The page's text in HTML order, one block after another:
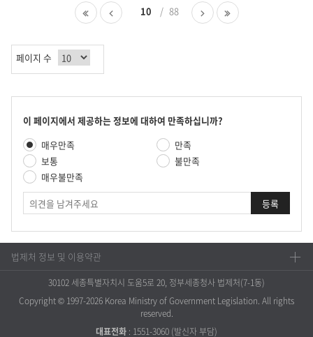
첫
페
이
전
10 88
다
음
마
지
페이지 수
콘
츠
만
족
도
조
사
이 페이지에서 제공하는 정보에 대하여 만족하십니까?
만
족
도
평
가
매우만족
만족
보통
불만족
매우불만족
견
법제처 정보 및 이용약관
30102 세종특별자치시 도움5로 20, 정부세종청사 법제처(7-1동)
Copyright © 1997-2026 Korea Ministry of Government Legislation. All rights
reserved.
대표전화 : 1551-3060 (발신자 부담)